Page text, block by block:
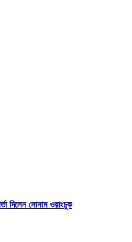
দিলেন সোনাম ওয়াংচুক